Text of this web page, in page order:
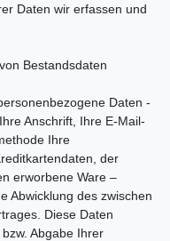
Daten wir erfassen und
Bestandsdaten
Daten -
Anschrift, Ihre E-Mail-
Ihre
der
erworbene Ware –
Abwicklung des zwischen
Diese Daten
Abgabe Ihrer